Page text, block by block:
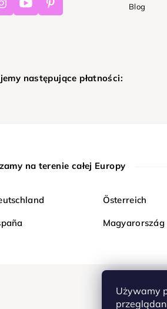
Używamy
Blog
następujące płatności:
na terenie całej Europy
Österreich
Magyarország